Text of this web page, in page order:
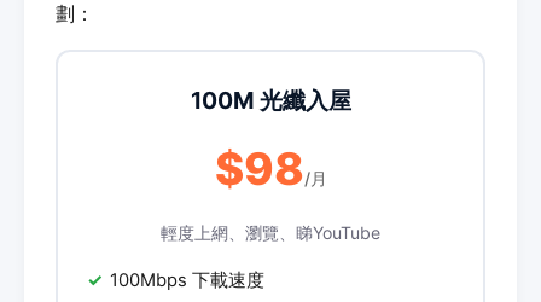
劃：
100M 光纖入屋
$98/月
輕度上網、瀏覽、睇YouTube
100Mbps 下載速度